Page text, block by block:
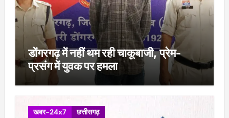
डोंगरगढ़ में नहीं थम रही चाकूबाजी, प्रेम-
प्रसंग में युवक पर हमला
खबर-24x7 छत्तीसगढ़